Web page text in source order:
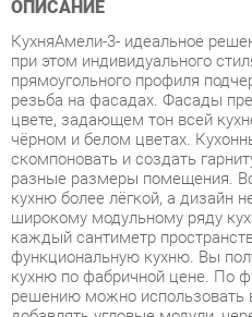
прямоугольного профиля
резьба на фасадах. Фасады
цвете, задающем тон всей
чёрном и белом цветах.
скомпоновать и создать
разные размеры помещения.
кухню более лёгкой, а дизайн
широкому модульному ряду
каждый сантиметр
функциональную кухню. Вы
кухню по фабричной цене. По
решению можно использовать
добавлять угловые модули,
необычную композицию.
коллекции, можно выстроить
удобно уложить на верхние
Стиль - классический,